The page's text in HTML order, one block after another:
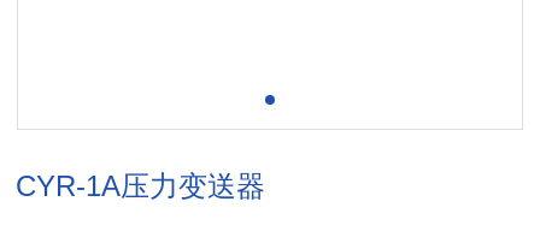
CYR-1A压力变送器